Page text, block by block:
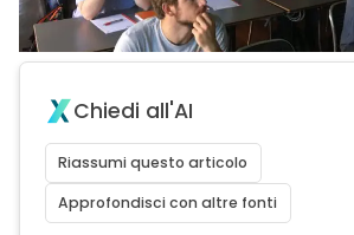
Chiedi all'AI
Riassumi questo articolo
Approfondisci con altre fonti